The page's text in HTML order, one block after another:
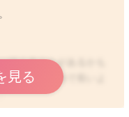
てくることがあるかも
にかけて斜めで長いよ
ですが、ご心配な時に
見る